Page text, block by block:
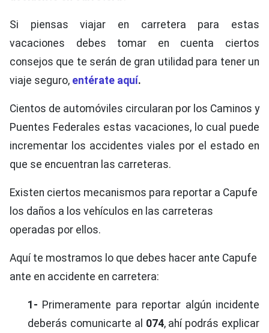
Si piensas viajar en carretera para estas
vacaciones debes tomar en cuenta ciertos
consejos que te serán de gran utilidad para tener un
viaje seguro, entérate aquí.
Cientos de automóviles circularan por los Caminos y
Puentes Federales estas vacaciones, lo cual puede
incrementar los accidentes viales por el estado en
que se encuentran las carreteras.
Existen ciertos mecanismos para reportar a Capufe
los daños a los vehículos en las carreteras
operadas por ellos.
Aquí te mostramos lo que debes hacer ante Capufe
ante en accidente en carretera:
1- Primeramente para reportar algún incidente
deberás comunicarte al 074, ahí podrás explicar